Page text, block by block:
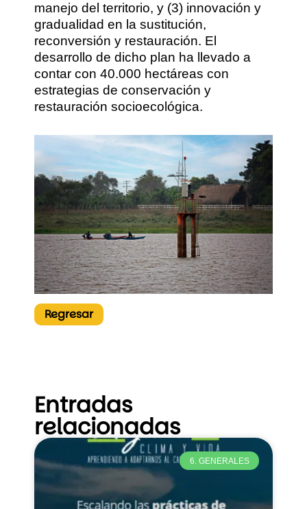
manejo del territorio, y (3) innovación y
gradualidad en la sustitución,
reconversión y restauración. El
desarrollo de dicho plan ha llevado a
contar con 40.000 hectáreas con
estrategias de conservación y
restauración socioecológica.
Regresar
Entradas
relacionadas
6. GENERALES